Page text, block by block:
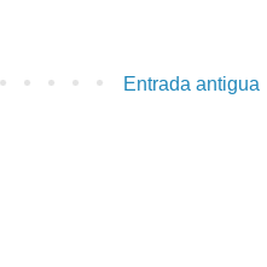
Entrada antigua